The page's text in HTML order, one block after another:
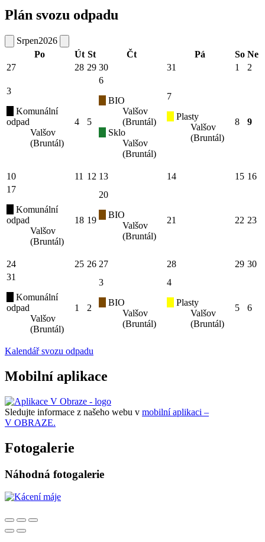
Plán svozu odpadu
Srpen2026
Po
Út St Čt Pá So Ne
27
28 29 30 31 1 2
3
Komunální
odpad
Valšov
(Bruntál)
4 5
6
BIO
Valšov
(Bruntál)
Sklo
Valšov
(Bruntál)
7
Plasty
Valšov
(Bruntál)
8 9
10 11 12 13 14 15 16
17
Komunální
odpad
Valšov
(Bruntál)
18 19
20
BIO
Valšov
(Bruntál)
21 22 23
24 25 26 27 28 29 30
31
Komunální
odpad
Valšov
(Bruntál)
1 2
3
BIO
Valšov
(Bruntál)
4
Plasty
Valšov
(Bruntál)
5 6
Kalendář svozu odpadu
Mobilní aplikace
Sledujte informace z našeho webu v mobilní aplikaci –
V OBRAZE.
Fotogalerie
Náhodná fotogalerie